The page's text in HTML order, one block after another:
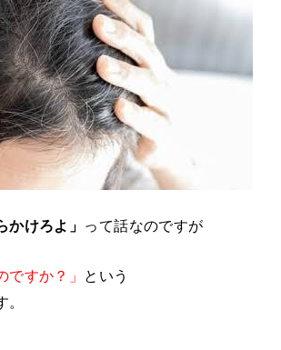
かけろよ」 って話なのですが
ですか？」 という